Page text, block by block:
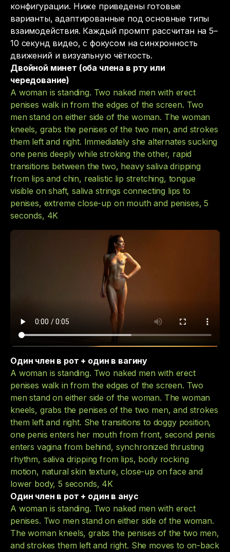
конфигурации. Ниже приведены готовые
варианты, адаптированные под основные типы
взаимодействия. Каждый промпт рассчитан на 5–
10 секунд видео, с фокусом на синхронность
движений и визуальную чёткость.
Двойной минет (оба члена в рту или
чередование)
A woman is standing. Two naked men with erect
penises walk in from the edges of the screen. Two
men stand on either side of the woman. The woman
kneels, grabs the penises of the two men, and strokes
them left and right. Immediately she alternates sucking
one penis deeply while stroking the other, rapid
transitions between the two, heavy saliva dripping
from lips and chin, realistic lip stretching, tongue
visible on shaft, saliva strings connecting lips to
penises, extreme close-up on mouth and penises, 5
seconds, 4K
Один член в рот + один в вагину
A woman is standing. Two naked men with erect
penises walk in from the edges of the screen. Two
men stand on either side of the woman. The woman
kneels, grabs the penises of the two men, and strokes
them left and right. She transitions to doggy position,
one penis enters her mouth from front, second penis
enters vagina from behind, synchronized thrusting
rhythm, saliva dripping from lips, body rocking
motion, natural skin texture, close-up on face and
lower body, 5 seconds, 4K
Один член в рот + один в анус
A woman is standing. Two naked men with erect
penises. Two men stand on either side of the woman.
The woman kneels, grabs the penises of the two men,
and strokes them left and right. She moves to on-back